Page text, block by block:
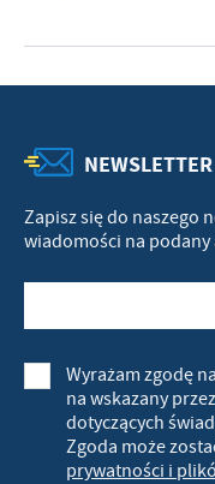
NEWSLETTER
Zapisz się do naszego
wiadomości na podany
Wyrażam zgodę
na wskazany
dotyczących
Zgoda może
prywatności i